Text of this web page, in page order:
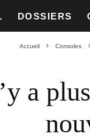
DOSSIERS
Accueil Consoles
a